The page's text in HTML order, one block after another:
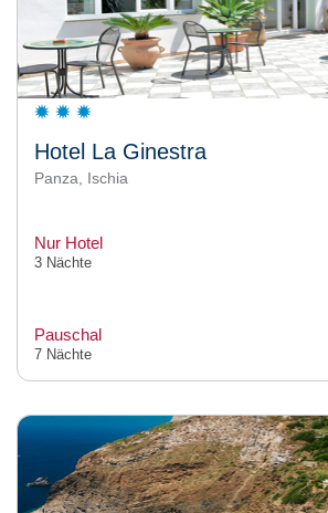
Hotel La Ginestra
Panza, Ischia
Nur Hotel
3 Nächte
Pauschal
7 Nächte